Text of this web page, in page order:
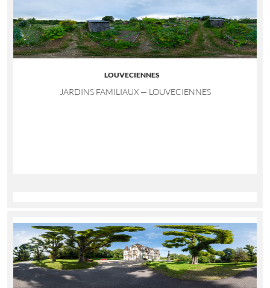
LOUVECIENNES
JARDINS FAMILIAUX — LOUVECIENNES